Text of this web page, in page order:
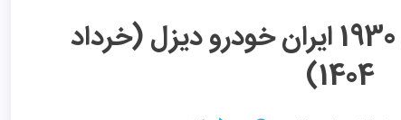
قیمت جدید کامیون 1930 ایران خودرو دیزل (خرداد
1404)